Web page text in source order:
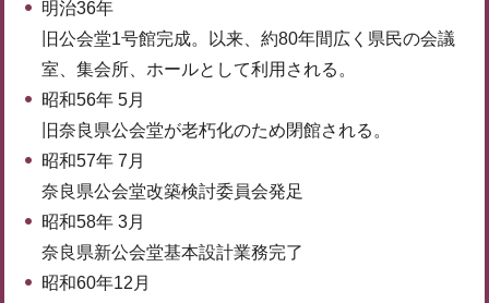
明治36年
旧公会堂1号館完成。以来、約80年間広く県民の会議
室、集会所、ホールとして利用される。
昭和56年 5月
旧奈良県公会堂が老朽化のため閉館される。
昭和57年 7月
奈良県公会堂改築検討委員会発足
昭和58年 3月
奈良県新公会堂基本設計業務完了
昭和60年12月